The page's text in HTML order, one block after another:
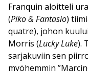
Franquin aloitteli
(Piko & Fantasio)
quatre), johon
Morris (Lucky Luke).
sarjakuviin sen
myöhemmin